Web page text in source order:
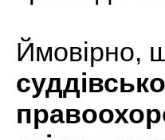
Ймовірно,